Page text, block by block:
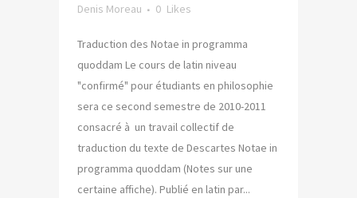
Denis Moreau
0 Likes
Traduction des Notae in programma
quoddam Le cours de latin niveau
"confirmé" pour étudiants en philosophie
sera ce second semestre de 2010-2011
consacré à un travail collectif de
traduction du texte de Descartes Notae in
programma quoddam (Notes sur une
certaine affiche). Publié en latin par...